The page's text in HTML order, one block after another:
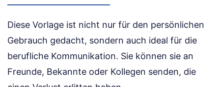
Diese Vorlage ist nicht nur für den persönlichen
Gebrauch gedacht, sondern auch ideal für die
berufliche Kommunikation. Sie können sie an
Freunde, Bekannte oder Kollegen senden, die